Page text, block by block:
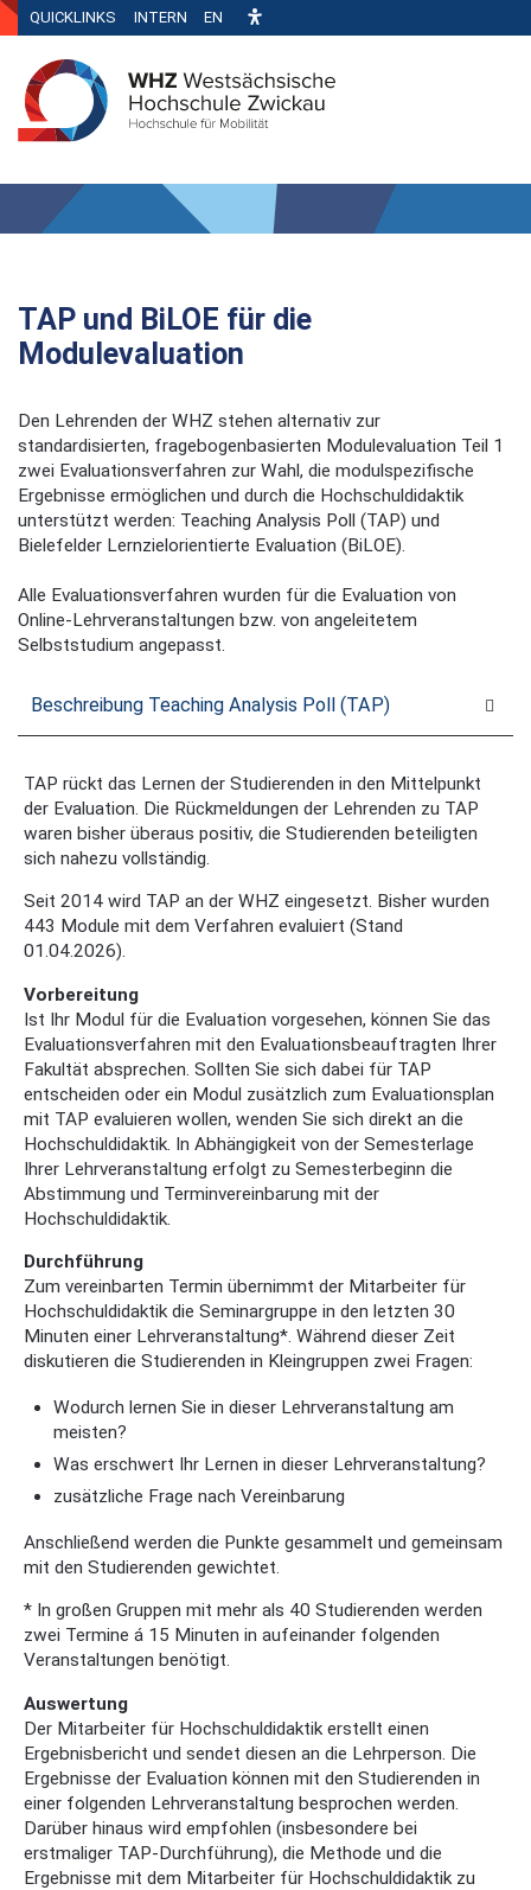
QUICKLINKS INTERN EN
TAP und BiLOE für die
Modulevaluation
Den Lehrenden der WHZ stehen alternativ zur
standardisierten, fragebogenbasierten Modulevaluation Teil 1
zwei Evaluationsverfahren zur Wahl, die modulspezifische
Ergebnisse ermöglichen und durch die Hochschuldidaktik
unterstützt werden: Teaching Analysis Poll (TAP) und
Bielefelder Lernzielorientierte Evaluation (BiLOE).
Alle Evaluationsverfahren wurden für die Evaluation von
Online-Lehrveranstaltungen bzw. von angeleitetem
Selbststudium angepasst.
Beschreibung Teaching Analysis Poll (TAP)
TAP rückt das Lernen der Studierenden in den Mittelpunkt
der Evaluation. Die Rückmeldungen der Lehrenden zu TAP
waren bisher überaus positiv, die Studierenden beteiligten
sich nahezu vollständig.
Seit 2014 wird TAP an der WHZ eingesetzt. Bisher wurden
443 Module mit dem Verfahren evaluiert (Stand
01.04.2026).
Vorbereitung
Ist Ihr Modul für die Evaluation vorgesehen, können Sie das
Evaluationsverfahren mit den Evaluationsbeauftragten Ihrer
Fakultät absprechen. Sollten Sie sich dabei für TAP
entscheiden oder ein Modul zusätzlich zum Evaluationsplan
mit TAP evaluieren wollen, wenden Sie sich direkt an die
Hochschuldidaktik. In Abhängigkeit von der Semesterlage
Ihrer Lehrveranstaltung erfolgt zu Semesterbeginn die
Abstimmung und Terminvereinbarung mit der
Hochschuldidaktik.
Durchführung
Zum vereinbarten Termin übernimmt der Mitarbeiter für
Hochschuldidaktik die Seminargruppe in den letzten 30
Minuten einer Lehrveranstaltung*. Während dieser Zeit
diskutieren die Studierenden in Kleingruppen zwei Fragen:
Wodurch lernen Sie in dieser Lehrveranstaltung am
meisten?
Was erschwert Ihr Lernen in dieser Lehrveranstaltung?
zusätzliche Frage nach Vereinbarung
Anschließend werden die Punkte gesammelt und gemeinsam
mit den Studierenden gewichtet.
* In großen Gruppen mit mehr als 40 Studierenden werden
zwei Termine á 15 Minuten in aufeinander folgenden
Veranstaltungen benötigt.
Auswertung
Der Mitarbeiter für Hochschuldidaktik erstellt einen
Ergebnisbericht und sendet diesen an die Lehrperson. Die
Ergebnisse der Evaluation können mit den Studierenden in
einer folgenden Lehrveranstaltung besprochen werden.
Darüber hinaus wird empfohlen (insbesondere bei
erstmaliger TAP-Durchführung), die Methode und die
Ergebnisse mit dem Mitarbeiter für Hochschuldidaktik zu